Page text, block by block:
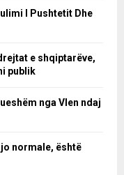
I Pushtetit Dhe
e shqiptarëve,
publik
nga Vlen ndaj
normale, është